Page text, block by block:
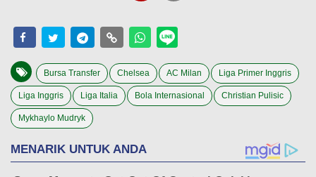
Bursa Transfer Chelsea AC Milan Liga Primer Inggris
Liga Inggris Liga Italia Bola Internasional Christian Pulisic
Mykhaylo Mudryk